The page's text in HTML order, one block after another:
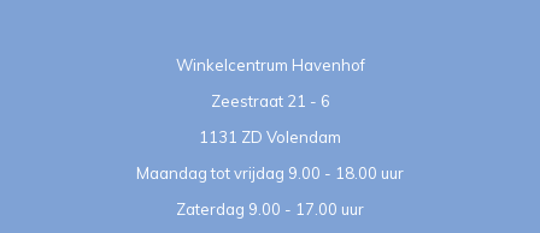
Winkelcentrum Havenhof
Zeestraat 21 - 6
1131 ZD Volendam
Maandag tot vrijdag 9.00 - 18.00 uur
Zaterdag 9.00 - 17.00 uur